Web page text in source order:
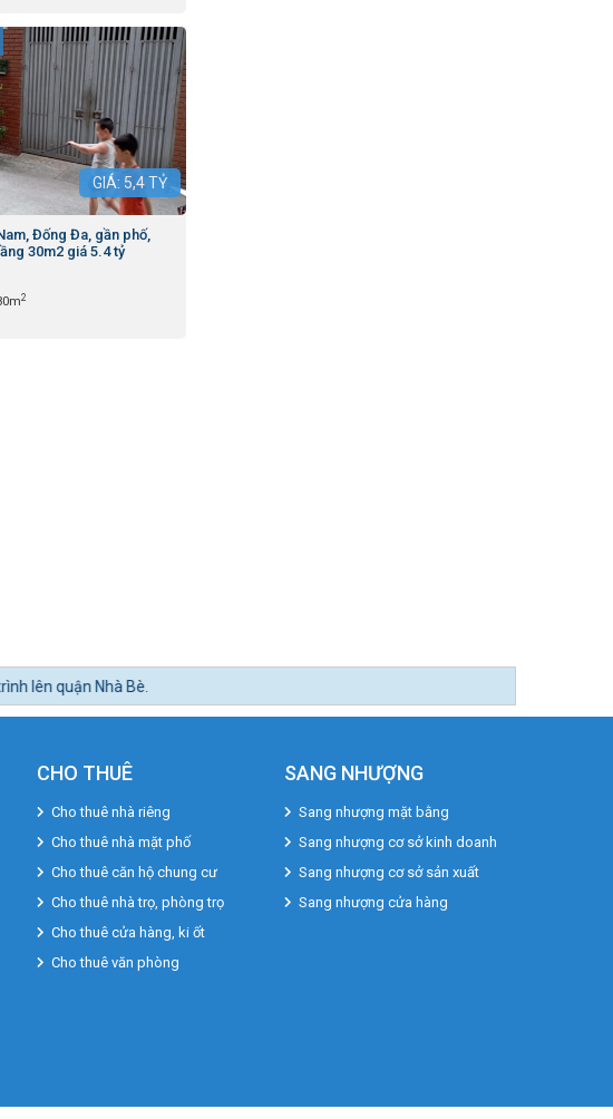
GIÁ: 5,4TỶ
Đống Đa, gần phố,
30m2 giá 5.4 tỷ
2
CHO THUÊ
Cho thuê nhà riêng
Cho thuê nhà mặt phố
Cho thuê căn hộ chung cư
Cho thuê nhà trọ, phòng trọ
Cho thuê cửa hàng, ki ốt
Cho thuê văn phòng
SANG NHƯỢNG
Sang nhượng mặt bằng
Sang nhượng cơ sở kinh doanh
Sang nhượng cơ sở sản xuất
Sang nhượng cửa hàng